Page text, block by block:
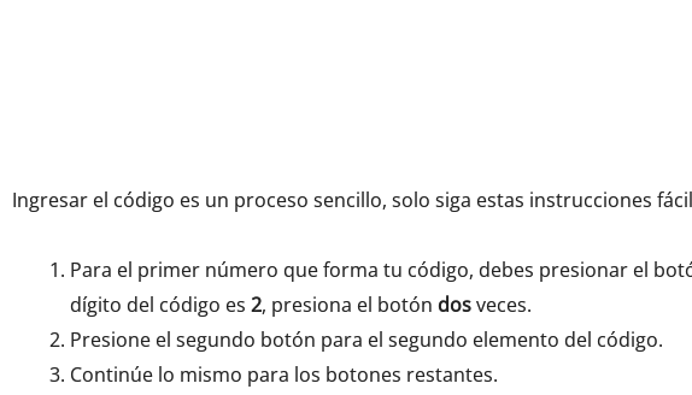
Ingresar el código es un proceso sencillo, solo siga estas instrucciones
Para el primer número que forma tu código, debes presionar el
dígito del código es 2, presiona el botón dosveces.
Presione el segundo botón para el segundo elemento del código.
Continúe lo mismo para los botones restantes.